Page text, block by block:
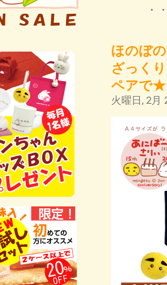
・
ほのぼ
ざっく
ペアで★
火曜日, 2月